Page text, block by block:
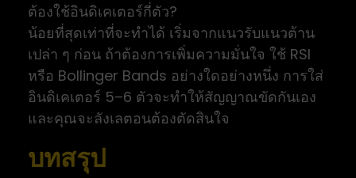
ต้องใช้อินดิเคเตอร์กี่ตัว?
น้อยที่สุดเท่าที่จะทำได้ เริ่มจากแนวรับแนวต้าน
เปล่า ๆ ก่อน ถ้าต้องการเพิ่มความมั่นใจ ใช้ RSI
หรือ Bollinger Bands อย่างใดอย่างหนึ่ง การใส่
อินดิเคเตอร์ 5–6 ตัวจะทำให้สัญญาณขัดกันเอง
และคุณจะลังเลตอนต้องตัดสินใจ
บทสรุป